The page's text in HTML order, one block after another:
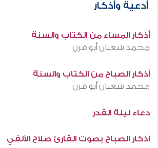
أدعية وأذكار
أذكار المساء من الكتاب والسنة
محمد شعبان أبو قرن
أذكار الصباح من الكتاب والسنة
محمد شعبان أبو قرن
دعاء ليلة القدر
أذكار الصباح بصوت القارئ صلاح الألفي